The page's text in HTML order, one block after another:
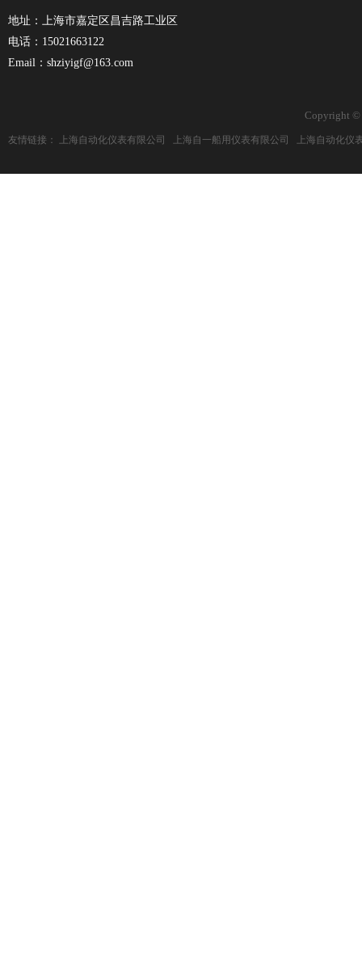
地址：上海市嘉定区昌吉路工业区
电话：15021663122
Email：shziyigf@163.com
Copyright ©
友情链接： 上海自动化仪表有限公司 上海自一船用仪表有限公司 上海自动化仪